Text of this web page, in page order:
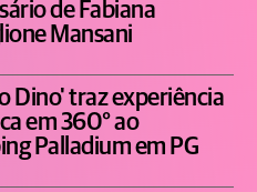
de Fabiana
Mansani
Dino' traz experiência
em 360° ao
Palladium em PG